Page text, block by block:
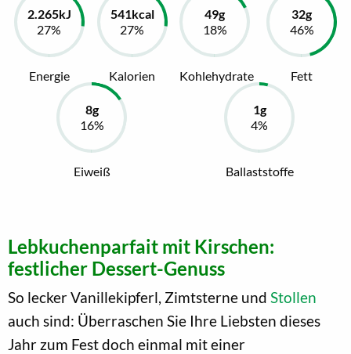
Energie Kalorien Kohlehydrate Fett
Eiweiß Ballaststoffe
Lebkuchenparfait mit Kirschen:
festlicher Dessert-Genuss
So lecker Vanillekipferl, Zimtsterne und Stollen
auch sind: Überraschen Sie Ihre Liebsten dieses
Jahr zum Fest doch einmal mit einer